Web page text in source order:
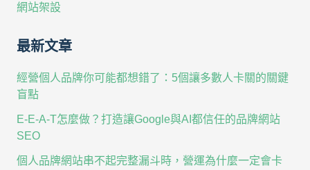
網站架設
最新文章
經營個人品牌你可能都想錯了：5個讓多數人卡關的關鍵
盲點
E-E-A-T怎麼做？打造讓Google與AI都信任的品牌網站
SEO
個人品牌網站串不起完整漏斗時，營運為什麼一定會卡